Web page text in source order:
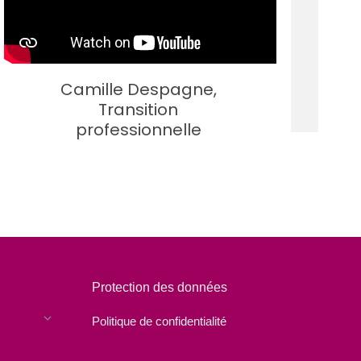
Camille Despagne,
Transition
professionnelle
Protection des données
Politique de confidentialité